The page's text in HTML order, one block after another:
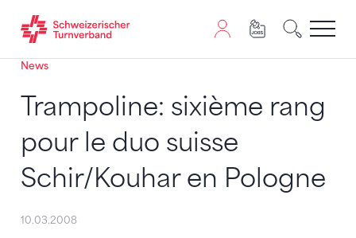
Zum Inhalt springen
Zur Sitemap navigieren
Zum Navigieren dieser Seite wird JavaScript benötigt.
News
Trampoline: sixième rang
pour le duo suisse
Schir/Kouhar en Pologne
10.03.2008